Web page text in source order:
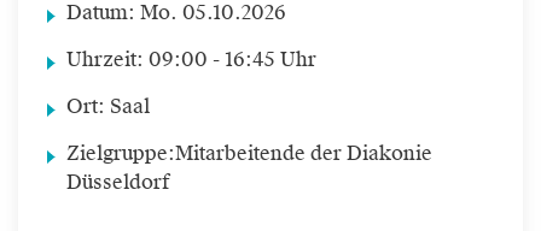
Datum: Mo. 05.10.2026
Uhrzeit: 09:00 - 16:45 Uhr
Ort: Saal
Zielgruppe:Mitarbeitende der Diakonie
Düsseldorf